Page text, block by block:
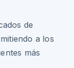
de
a los
más